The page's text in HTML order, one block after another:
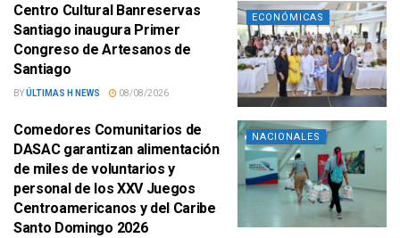
ECONÓMICAS
Centro Cultural Banreservas
Santiago inaugura Primer
Congreso de Artesanos de
Santiago
BYÚLTIMAS H NEWS 08/08/2026
NACIONALES
Comedores Comunitarios de
DASAC garantizan alimentación
de miles de voluntarios y
personal de los XXV Juegos
Centroamericanos y del Caribe
Santo Domingo 2026